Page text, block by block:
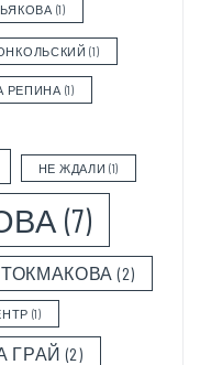
(1)
(1)
РЕПИНА (1)
НЕ ЖДАЛИ (1)
(7)
(2)
(1)
ГРАЙ (2)